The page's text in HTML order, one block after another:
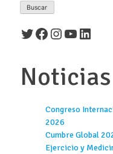
Twitter
Facebook
Instagram
YouTube
Noticias
Congreso
2026
Cumbre Global
Ejercicio y